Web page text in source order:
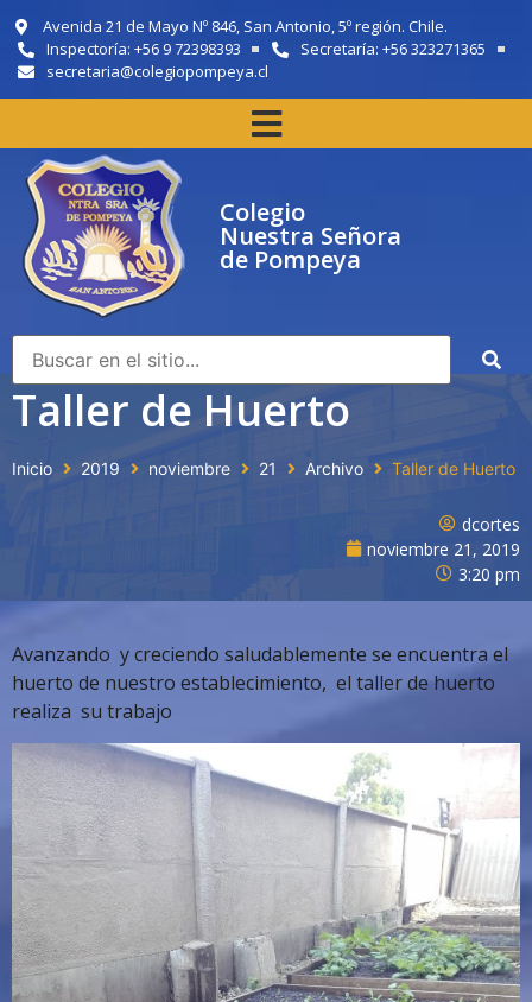
Avenida 21 de Mayo Nº 846, San Antonio, 5º región. Chile.
Inspectoría: +56 9 72398393
Secretaría: +56 323271365
secretaria@colegiopompeya.cl
Colegio
Nuestra Señora
de Pompeya
Taller de Huerto
Inicio 2019 noviembre 21 Archivo Taller de Huerto
dcortes
noviembre 21, 2019
3:20 pm
Avanzando y creciendo saludablemente se encuentra el
huerto de nuestro establecimiento, el taller de huerto
realiza su trabajo